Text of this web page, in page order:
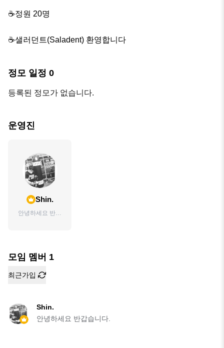
☕️정원 20명
☕️샐러던트(Saladent) 환영합니다
정모 일정 0
등록된 정모가 없습니다.
운영진
Shin.
안녕하세요 반갑
모임 멤버 1
최근가입
Shin.
안녕하세요 반갑습니다.